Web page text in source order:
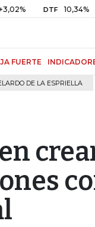
DTF 10,34% +0,10%
FUERTE
DE LA ESPRIELLA